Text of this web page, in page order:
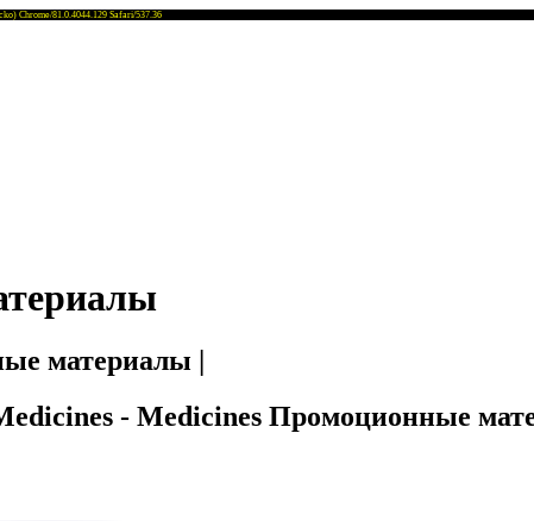
Chrome/81.0.4044.129 Safari/537.36
материалы |
- Medicines Промоционные